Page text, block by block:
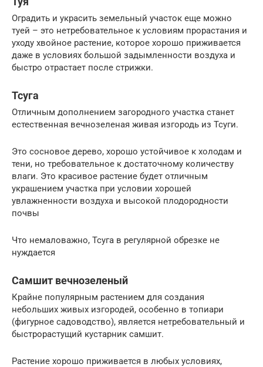
Оградить и украсить земельный участок еще можно
туей – это нетребовательное к условиям прорастания и
уходу хвойное растение, которое хорошо приживается
даже в условиях большой задымленности воздуха и
быстро отрастает после стрижки.
Тсуга
Отличным дополнением загородного участка станет
естественная вечнозеленая живая изгородь из Тсуги.
Это сосновое дерево, хорошо устойчивое к холодам и
тени, но требовательное к достаточному количеству
влаги. Это красивое растение будет отличным
украшением участка при условии хорошей
увлажненности воздуха и высокой плодородности
почвы
Что немаловажно, Тсуга в регулярной обрезке не
нуждается
Самшит вечнозеленый
Крайне популярным растением для создания
небольших живых изгородей, особенно в топиари
(фигурное садоводство), является нетребовательный и
быстрорастущий кустарник самшит.
Растение хорошо приживается в любых условиях,